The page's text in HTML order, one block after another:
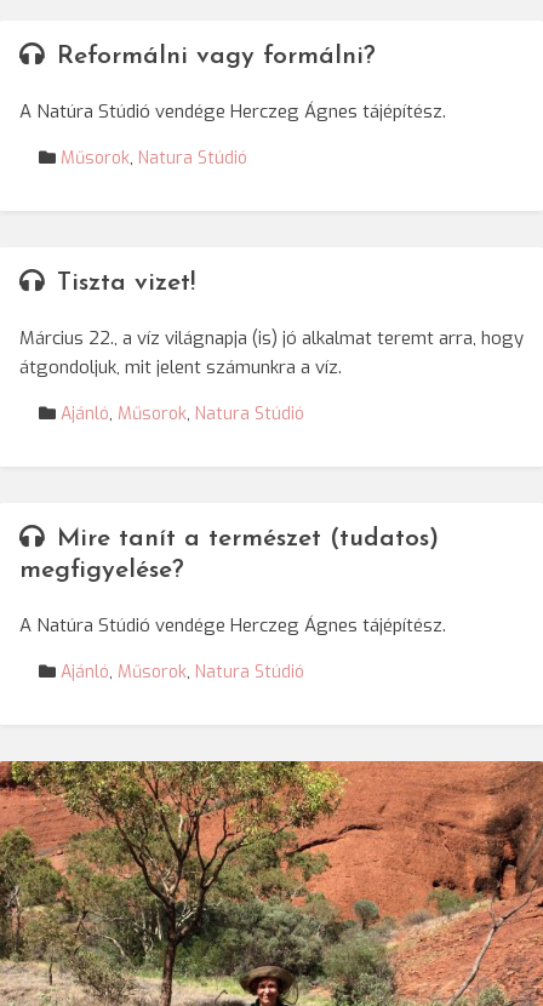
Reformálni vagy formálni?
A Natúra Stúdió vendége Herczeg Ágnes tájépítész.
Műsorok, Natura Stúdió
Tiszta vizet!
Március 22., a víz világnapja (is) jó alkalmat teremt arra, hogy
átgondoljuk, mit jelent számunkra a víz.
Ajánló, Műsorok, Natura Stúdió
Mire tanít a természet (tudatos)
megfigyelése?
A Natúra Stúdió vendége Herczeg Ágnes tájépítész.
Ajánló, Műsorok, Natura Stúdió